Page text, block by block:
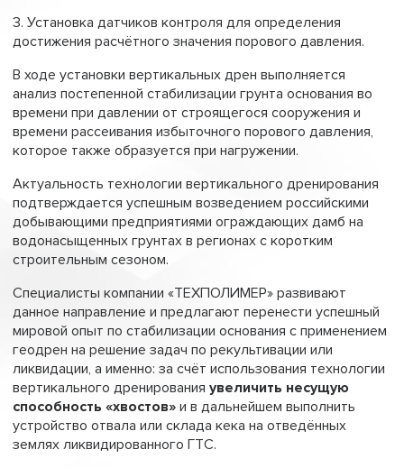
3. Установка датчиков контроля для определения
достижения расчётного значения порового давления.
В ходе установки вертикальных дрен выполняется
анализ постепенной стабилизации грунта основания во
времени при давлении от строящегося сооружения и
времени рассеивания избыточного порового давления,
которое также образуется при нагружении.
Актуальность технологии вертикального дренирования
подтверждается успешным возведением российскими
добывающими предприятиями ограждающих дамб на
водонасыщенных грунтах в регионах с коротким
строительным сезоном.
Специалисты компании «ТЕХПОЛИМЕР» развивают
данное направление и предлагают перенести успешный
мировой опыт по стабилизации основания с применением
геодрен на решение задач по рекультивации или
ликвидации, а именно: за счёт использования технологии
вертикального дренирования увеличить несущую
способность «хвостов» и в дальнейшем выполнить
устройство отвала или склада кека на отведённых
землях ликвидированного ГТС.